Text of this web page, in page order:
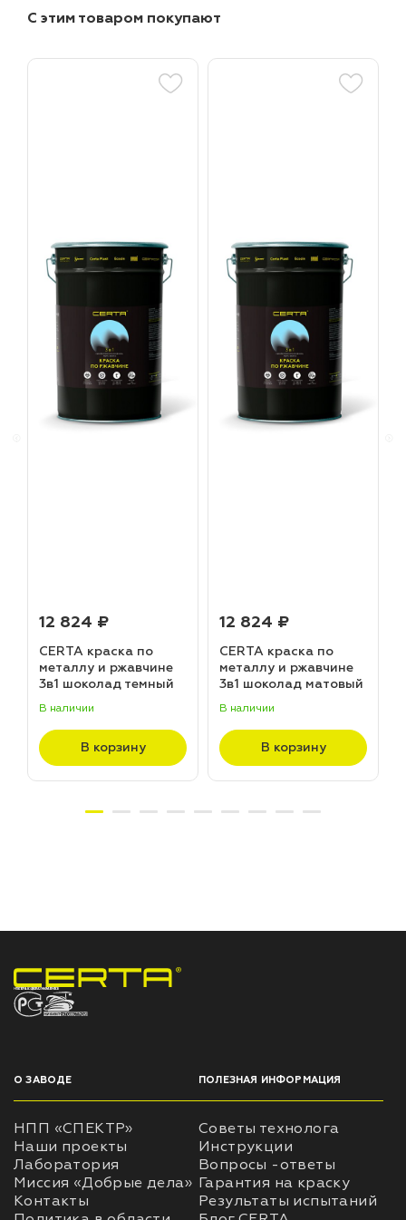
С этим товаром покупают
12 824 ₽
CERTA краска по
металлу и ржавчине
3в1 шоколад темный
(20,0кг)
В наличии
В корзину
12 824 ₽
CERTA краска по
металлу и ржавчине
3в1 шоколад матовый
В наличии
В корзину
НПП «СПЕКТР» ЗАВОД ЛАКОКРАСОЧНЫХ МАТЕРИАЛОВ
О ЗАВОДЕ
НПП «СПЕКТР»
Наши проекты
Лаборатория
Миссия «Добрые дела»
Контакты
ПОЛЕЗНАЯ ИНФОРМАЦИЯ
Советы технолога
Инструкции
Вопросы -ответы
Гарантия на краску
Результаты испытаний